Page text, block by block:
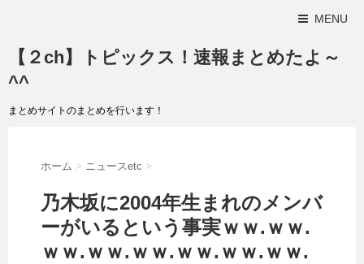
MENU
【２ch】トピックス！速報まとめたよ～
^^
まとめサイトのまとめを行います！
ホーム > ニュースetc >
乃木坂に2004年生まれのメンバ
ーがいるという事実ｗｗ.ｗｗ.
ｗｗ.ｗｗ.ｗｗ.ｗｗ.ｗｗ.ｗｗ.